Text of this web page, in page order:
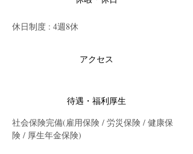
休日制度 : 4週8休
アクセス
待遇・福利厚生
社会保険完備(雇用保険 / 労災保険 / 健康保
険 / 厚生年金保険)